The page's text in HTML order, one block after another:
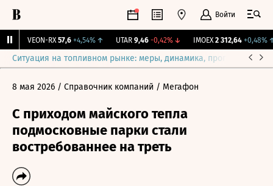
Войти
VEON-RX 57,6 +4,54%↑ UTAR 9,46 -0,42%↓ IMOEX 2 312,64 +0,48%↑
Ситуация на топливном рынке: меры, динамика, прогнозы
8 мая 2026 / Справочник компаний / Мегафон
С приходом майского тепла
подмосковные парки стали
востребованнее на треть